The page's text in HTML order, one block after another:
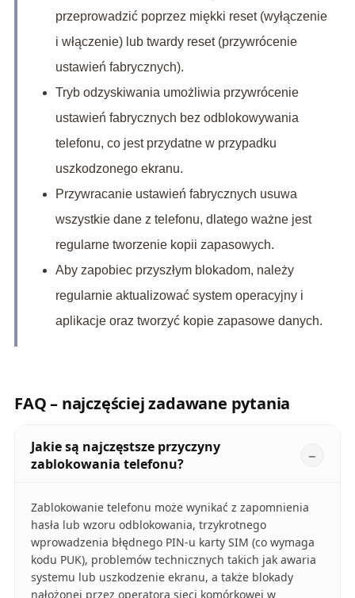
przeprowadzić poprzez miękki reset (wyłączenie
i włączenie) lub twardy reset (przywrócenie
ustawień fabrycznych).
Tryb odzyskiwania umożliwia przywrócenie
ustawień fabrycznych bez odblokowywania
telefonu, co jest przydatne w przypadku
uszkodzonego ekranu.
Przywracanie ustawień fabrycznych usuwa
wszystkie dane z telefonu, dlatego ważne jest
regularne tworzenie kopii zapasowych.
Aby zapobiec przyszłym blokadom, należy
regularnie aktualizować system operacyjny i
aplikacje oraz tworzyć kopie zapasowe danych.
FAQ – najczęściej zadawane pytania
Jakie są najczęstsze przyczyny
zablokowania telefonu?
Zablokowanie telefonu może wynikać z zapomnienia
hasła lub wzoru odblokowania, trzykrotnego
wprowadzenia błędnego PIN-u karty SIM (co wymaga
kodu PUK), problemów technicznych takich jak awaria
systemu lub uszkodzenie ekranu, a także blokady
nałożonej przez operatora sieci komórkowej w